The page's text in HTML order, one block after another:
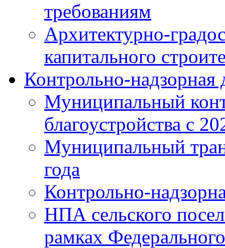
требованиям
Архитектурно-
капитального
Контрольно-надзорная
Муниципальный
благоустройства с
Муниципальный
года
Контрольно-
НПА сельского
рамках